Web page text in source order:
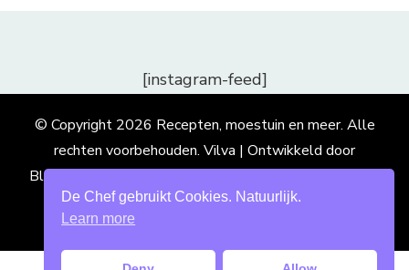
[instagram-feed]
© Copyright 2026 Recepten, moestuin en meer. Alle
rechten voorbehouden. Vilva | Ontwikkeld door
Blossom Themes. Mogelijk gemaakt doorWordPress.
De Chef gebruikt Cookies. Natuurlijk.
Learn more